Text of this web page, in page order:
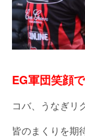
EG軍団笑顔
コバ、うなぎリ
皆のまくりを期